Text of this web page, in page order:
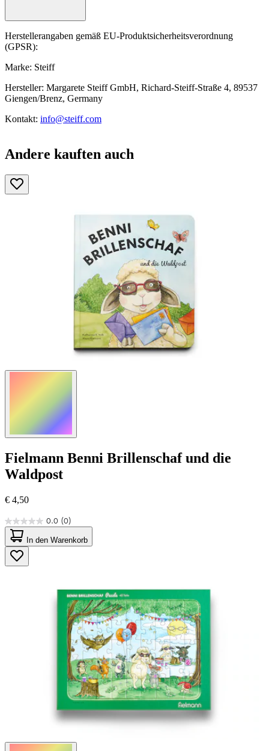
Herstellerangaben gemäß EU-Produktsicherheitsverordnung
(GPSR):
Marke: Steiff
Hersteller: Margarete Steiff GmbH, Richard-Steiff-Straße 4, 89537
Giengen/Brenz, Germany
Kontakt: info@steiff.com
Andere kauften auch
Fielmann Benni Brillenschaf und die
Waldpost
€ 4,50
0.0 (0)
0.0
von
5
Sternen.
In den Warenkorb